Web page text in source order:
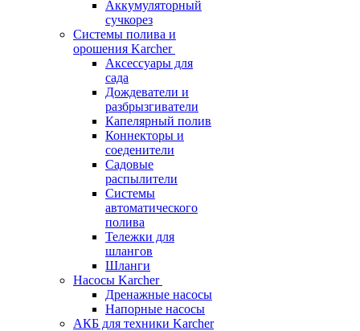
Аккумуляторный
сучкорез
Системы полива и
орошения Karcher
Аксессуары для
сада
Дождеватели и
разбрызгиватели
Капелярный полив
Коннекторы и
соеденители
Садовые
распылители
Системы
автоматического
полива
Тележки для
шлангов
Шланги
Насосы Karcher
Дренажные насосы
Напорные насосы
АКБ для техники Karcher